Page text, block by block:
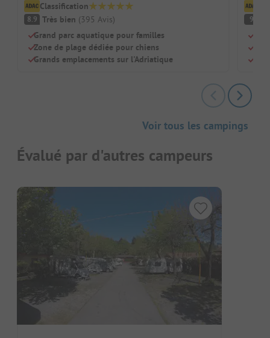
Classification
8.9 Très bien (395 Avis)
Grand parc aquatique pour familles
Zone de plage dédiée pour chiens
Grands emplacements sur l'Adriatique
9
Voir tous les campings
Évalué par d'autres campeurs